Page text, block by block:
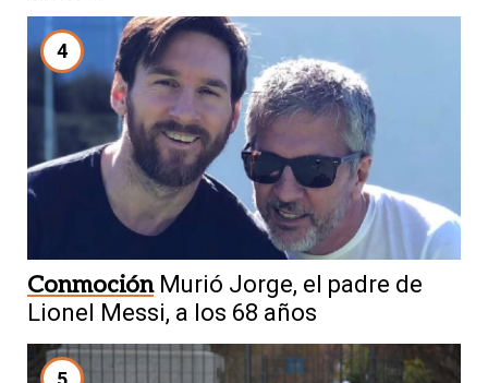
4
Conmoción Murió Jorge, el padre de
Lionel Messi, a los 68 años